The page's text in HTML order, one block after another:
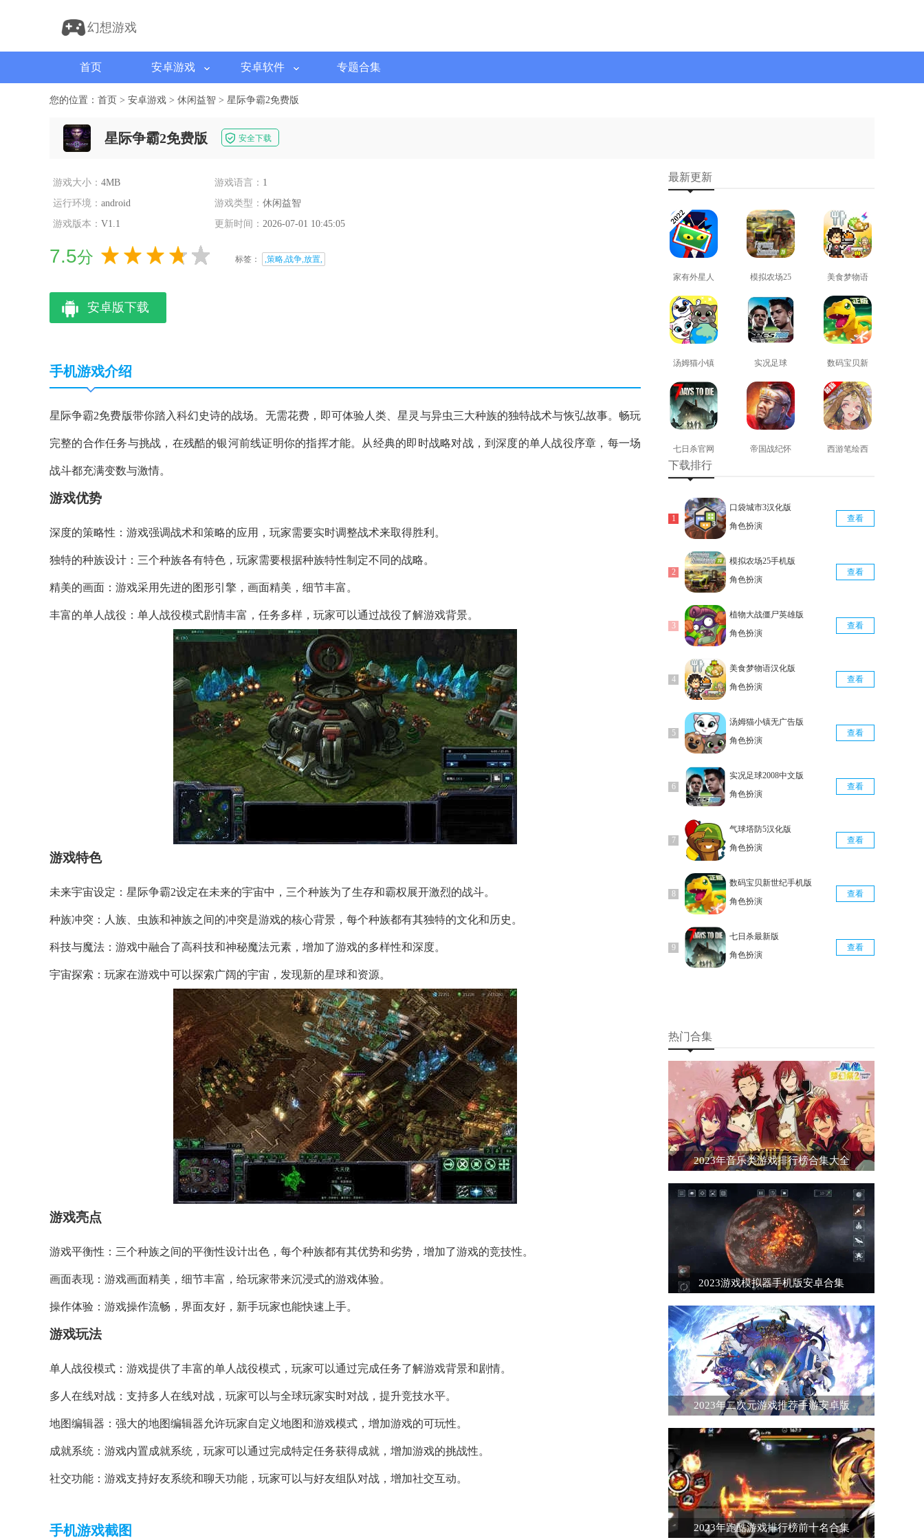
幻想游戏
首页 安卓游戏 安卓软件 专题合集
您的位置： 首页 > 安卓游戏 > 休闲益智 > 星际争霸2免费版
星际争霸2免费版 安全下载
游戏大小： 4MB 游戏语言： 1
运行环境： android 游戏类型： 休闲益智
游戏版本： V1.1 更新时间： 2026-07-01 10:45:05
7.5分 标签： ,策略,战争,放置,
安卓版下载
手机游戏介绍
星际争霸2免费版带你踏入科幻史诗的战场。无需花费，即可体验人类、星灵与异虫三大种族的独特战术与恢弘故事。畅玩
完整的合作任务与挑战，在残酷的银河前线证明你的指挥才能。从经典的即时战略对战，到深度的单人战役序章，每一场
战斗都充满变数与激情。
游戏优势
深度的策略性：游戏强调战术和策略的应用，玩家需要实时调整战术来取得胜利。
独特的种族设计：三个种族各有特色，玩家需要根据种族特性制定不同的战略。
精美的画面：游戏采用先进的图形引擎，画面精美，细节丰富。
丰富的单人战役：单人战役模式剧情丰富，任务多样，玩家可以通过战役了解游戏背景。
游戏特色
未来宇宙设定：星际争霸2设定在未来的宇宙中，三个种族为了生存和霸权展开激烈的战斗。
种族冲突：人族、虫族和神族之间的冲突是游戏的核心背景，每个种族都有其独特的文化和历史。
科技与魔法：游戏中融合了高科技和神秘魔法元素，增加了游戏的多样性和深度。
宇宙探索：玩家在游戏中可以探索广阔的宇宙，发现新的星球和资源。
游戏亮点
游戏平衡性：三个种族之间的平衡性设计出色，每个种族都有其优势和劣势，增加了游戏的竞技性。
画面表现：游戏画面精美，细节丰富，给玩家带来沉浸式的游戏体验。
操作体验：游戏操作流畅，界面友好，新手玩家也能快速上手。
游戏玩法
单人战役模式：游戏提供了丰富的单人战役模式，玩家可以通过完成任务了解游戏背景和剧情。
多人在线对战：支持多人在线对战，玩家可以与全球玩家实时对战，提升竞技水平。
地图编辑器：强大的地图编辑器允许玩家自定义地图和游戏模式，增加游戏的可玩性。
成就系统：游戏内置成就系统，玩家可以通过完成特定任务获得成就，增加游戏的挑战性。
社交功能：游戏支持好友系统和聊天功能，玩家可以与好友组队对战，增加社交互动。
手机游戏截图
最新更新
家有外星人
免费版
查看
模拟农场25
免费版
查看
美食梦物语
正版
查看
汤姆猫小镇
免费版
查看
实况足球
2008安卓版
查看
数码宝贝新
世纪免费版
查看
七日杀官网
版
查看
帝国战纪怀
西游笔绘西
下载排行
口袋城市3汉化版
角色扮演
查看
模拟农场25手机版
角色扮演
查看
植物大战僵尸英雄版
角色扮演
查看
美食梦物语汉化版
角色扮演
查看
汤姆猫小镇无广告版
角色扮演
查看
实况足球2008中文版
角色扮演
查看
气球塔防5汉化版
角色扮演
查看
数码宝贝新世纪手机版
角色扮演
查看
七日杀最新版
角色扮演
查看
热门合集
2023年音乐类游戏排行榜合集大全
2023游戏模拟器手机版安卓合集
2023年二次元游戏推荐手游安卓版
2023年跑酷游戏排行榜前十名合集